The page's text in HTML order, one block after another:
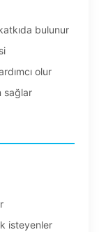
bulunur
olur
sağlar
isteyenler